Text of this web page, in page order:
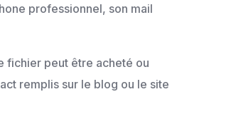
professionnel, son mail
fichier peut être acheté ou
remplis sur le blog ou le site